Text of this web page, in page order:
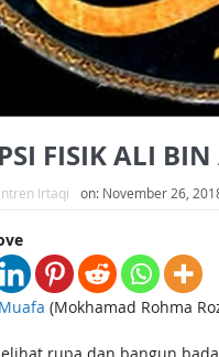
FISIK ALI
Irtaqi on: November 26,
Muafa (Mokhamad Rohma